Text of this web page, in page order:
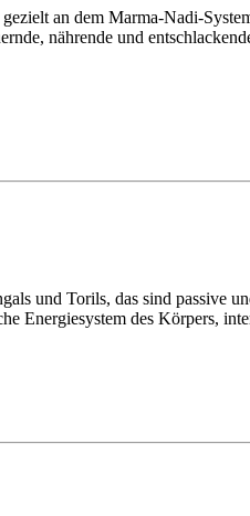
an dem Marma-Nadi-
nährende und
und Torils, das sind passive
Energiesystem des Körpers,